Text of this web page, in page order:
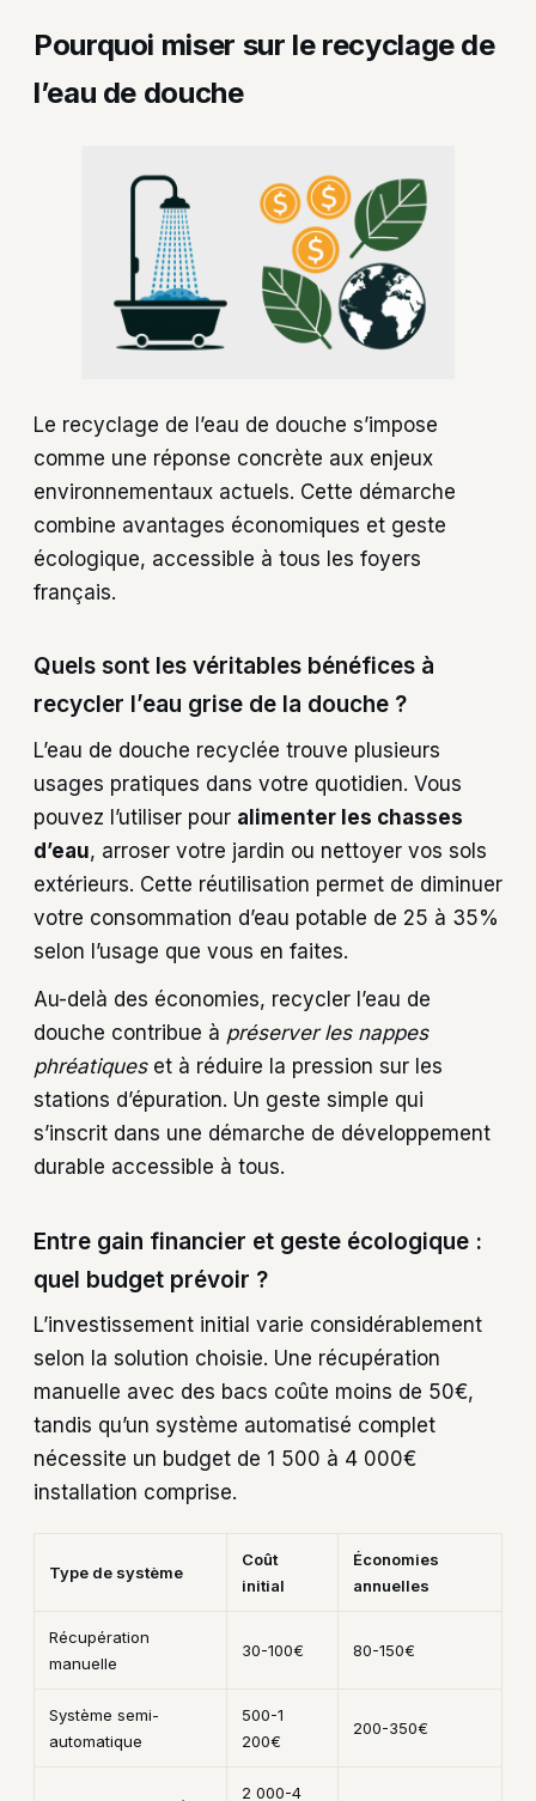
Pourquoi miser sur le recyclage de
l’eau de douche
Le recyclage de l’eau de douche s’impose
comme une réponse concrète aux enjeux
environnementaux actuels. Cette démarche
combine avantages économiques et geste
écologique, accessible à tous les foyers
français.
Quels sont les véritables bénéfices à
recycler l’eau grise de la douche ?
L’eau de douche recyclée trouve plusieurs
usages pratiques dans votre quotidien. Vous
pouvez l’utiliser pour alimenter les chasses
d’eau, arroser votre jardin ou nettoyer vos sols
extérieurs. Cette réutilisation permet de diminuer
votre consommation d’eau potable de 25 à 35%
selon l’usage que vous en faites.
Au-delà des économies, recycler l’eau de
douche contribue à préserver les nappes
phréatiqueset à réduire la pression sur les
stations d’épuration. Un geste simple qui
s’inscrit dans une démarche de développement
durable accessible à tous.
Entre gain financier et geste écologique :
quel budget prévoir ?
L’investissement initial varie considérablement
selon la solution choisie. Une récupération
manuelle avec des bacs coûte moins de 50€,
tandis qu’un système automatisé complet
nécessite un budget de 1 500 à 4 000€
installation comprise.
Type de système
Coût
initial
Économies
annuelles
Récupération
manuelle
30-100€ 80-150€
Système semi-
automatique
500-1
200€
200-350€
2 000-4